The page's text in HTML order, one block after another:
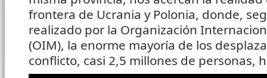
frontera de Ucrania y Polonia, donde,
realizado por la Organización
(OIM), la enorme mayoría de los
conflicto, casi 2,5 millones de personas,